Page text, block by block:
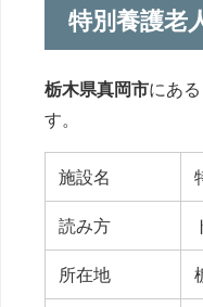
特別養護老
栃木県真岡市にある
す。
施設名
読み方
所在地